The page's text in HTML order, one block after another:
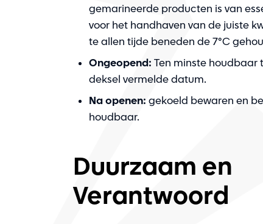
gemarineerde producten is van
voor het handhaven van de juiste
te allen tijde beneden de 7°C
Ongeopend: Ten minste houdbaar
deksel vermelde datum.
Na openen: gekoeld bewaren en
houdbaar.
Duurzaam en
Verantwoord